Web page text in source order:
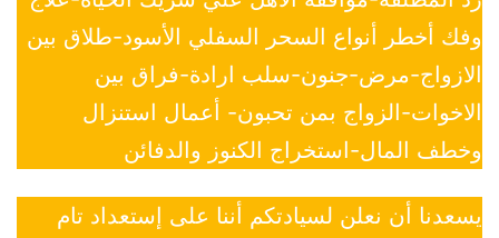
وفك أخطر أنواع السحر السفلي الأسود-طلاق بين
الازواج-مرض-جنون-سلب ارادة-فراق بين
الاخوات-الزواج بمن تحبون- أعمال استنزال
وخطف المال-استخراج الكنوز والدفائن
يسعدنا أن نعلن لسيادتكم أننا على إستعداد تام